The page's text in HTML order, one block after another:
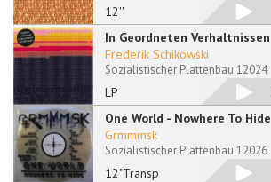
12''
In Geordneten Verhaltnissen
LP
Frederik Schikowski
Sozialistischer Plattenbau 12024
One World - Nowhere To Hide
12"Transp
Grmmmsk
Sozialistischer Plattenbau 12026